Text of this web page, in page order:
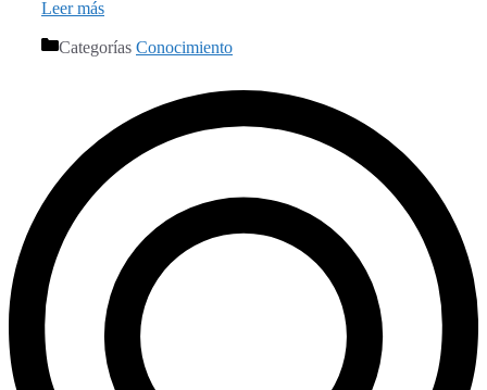
Leer más
Categorías Conocimiento